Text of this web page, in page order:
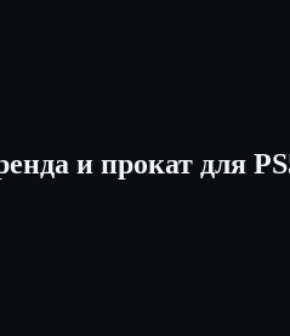
и прокат для